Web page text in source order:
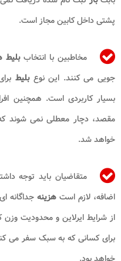
پشتی داخل کابین مجاز است.
مخاطبین با انتخاببلیط
جویی می کنند. این نوعبلیط
بسیار کاربردی است. همچنین
مقصد، دچار معطلی نمی شوند
خواهد شد.
متقاضیان باید توجه
اضافه، لازم است هزینه جداگانه
از شرایط ایرلاین و محدودیت
برای کسانی که به سبک سفر می